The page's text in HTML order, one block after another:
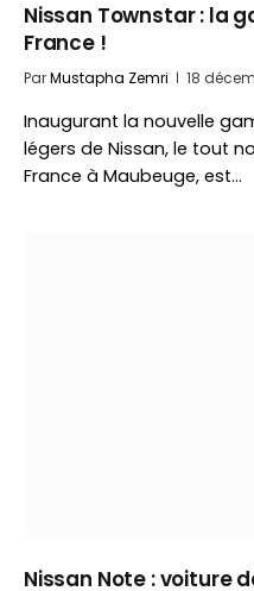
Nissan Townstar : la
France !
ParMustapha Zemri 18
Inaugurant la nouvelle
légers de Nissan, le tout
France à Maubeuge, est…
Nissan Note : voiture